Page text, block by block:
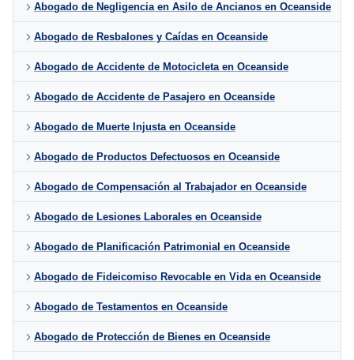
Abogado de Negligencia en Asilo de Ancianos en Oceanside
Abogado de Resbalones y Caídas en Oceanside
Abogado de Accidente de Motocicleta en Oceanside
Abogado de Accidente de Pasajero en Oceanside
Abogado de Muerte Injusta en Oceanside
Abogado de Productos Defectuosos en Oceanside
Abogado de Compensación al Trabajador en Oceanside
Abogado de Lesiones Laborales en Oceanside
Abogado de Planificación Patrimonial en Oceanside
Abogado de Fideicomiso Revocable en Vida en Oceanside
Abogado de Testamentos en Oceanside
Abogado de Protección de Bienes en Oceanside